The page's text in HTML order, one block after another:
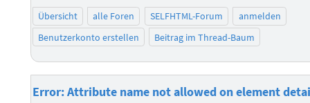
Übersicht alle Foren SELFHTML-Forum
anmelden
Benutzerkonto erstellen
Beitrag im Thread-Baum
Error: Attribute name not allowed on element